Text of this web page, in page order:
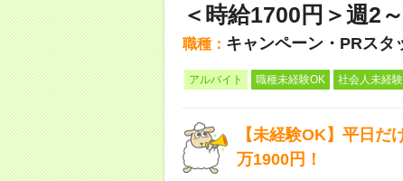
＜時給1700円＞週2
職種： キャンペーン・PRスタ
アルバイト 職種未経験OK 社会人未経
【未経験OK】平日だ
万1900円！